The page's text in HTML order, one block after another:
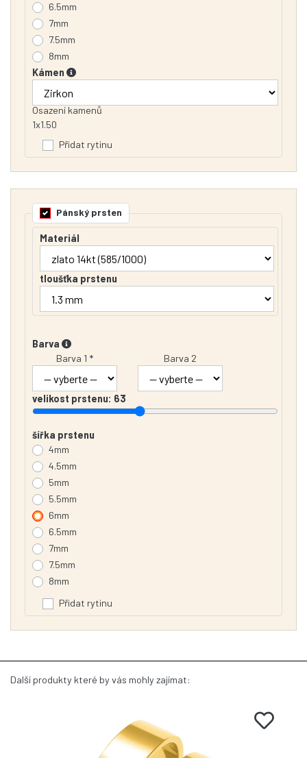
6.5mm
7mm
7.5mm
8mm
Kámen
Osazení kamenů
1x1.50
Přidat rytinu
Pánský prsten
Materiál
tloušťka prstenu
Barva
Barva 1 *
Barva 2
velikost prstenu: 63
šířka prstenu
4mm
4.5mm
5mm
5.5mm
6mm
6.5mm
7mm
7.5mm
8mm
Přidat rytinu
Další produkty které by vás mohly zajímat: